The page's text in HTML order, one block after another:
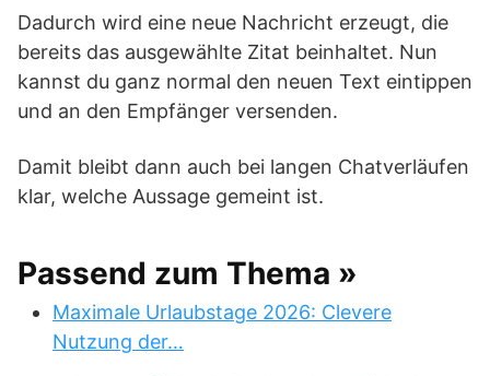
Dadurch wird eine neue Nachricht erzeugt, die
bereits das ausgewählte Zitat beinhaltet. Nun
kannst du ganz normal den neuen Text eintippen
und an den Empfänger versenden.
Damit bleibt dann auch bei langen Chatverläufen
klar, welche Aussage gemeint ist.
Passend zum Thema »
Maximale Urlaubstage 2026: Clevere
Nutzung der…